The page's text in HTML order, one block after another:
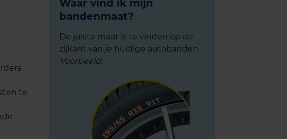
Waar vind ik mijn
bandenmaat?
De juiste maat is te vinden op de
zijkant van je huidige autobanden.
Voorbeeld:
te